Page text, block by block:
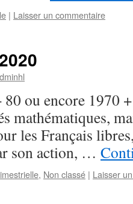
| Laisser un commentaire
80 ou encore 1970
mathématiques,
les Français
son action, …
, Non classé | Laisser